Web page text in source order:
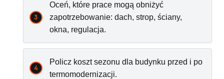
Oceń, które prace mogą obniżyć
zapotrzebowanie: dach, strop, ściany,
okna, regulacja.
Policz koszt sezonu dla budynku przed i po
termomodernizacji.